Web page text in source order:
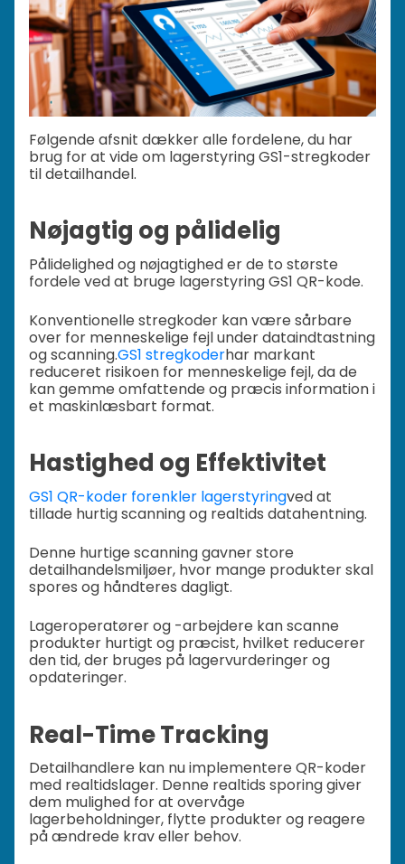
Følgende afsnit dækker alle fordelene, du har
brug for at vide om lagerstyring GS1-stregkoder
til detailhandel.
Nøjagtig og pålidelig
Pålidelighed og nøjagtighed er de to største
fordele ved at bruge lagerstyring GS1 QR-kode.
Konventionelle stregkoder kan være sårbare
over for menneskelige fejl under dataindtastning
og scanning.GS1 stregkoderhar markant
reduceret risikoen for menneskelige fejl, da de
kan gemme omfattende og præcis information i
et maskinlæsbart format.
Hastighed og Effektivitet
GS1 QR-koder forenkler lagerstyringved at
tillade hurtig scanning og realtids datahentning.
Denne hurtige scanning gavner store
detailhandelsmiljøer, hvor mange produkter skal
spores og håndteres dagligt.
Lageroperatører og -arbejdere kan scanne
produkter hurtigt og præcist, hvilket reducerer
den tid, der bruges på lagervurderinger og
opdateringer.
Real-Time Tracking
Detailhandlere kan nu implementere QR-koder
med realtidslager. Denne realtids sporing giver
dem mulighed for at overvåge
lagerbeholdninger, flytte produkter og reagere
på ændrede krav eller behov.